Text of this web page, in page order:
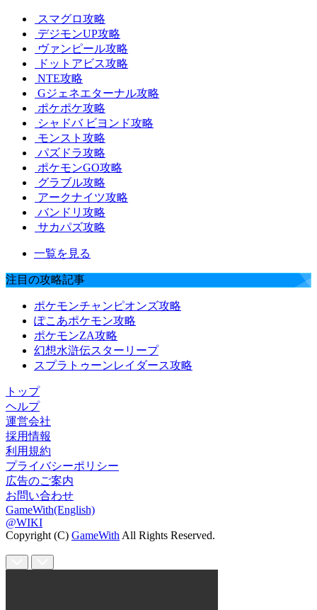
スマグロ攻略
デジモンUP攻略
ヴァンピール攻略
ドットアビス攻略
NTE攻略
Gジェネエターナル攻略
ポケポケ攻略
シャドバ ビヨンド攻略
モンスト攻略
パズドラ攻略
ポケモンGO攻略
グラブル攻略
アークナイツ攻略
バンドリ攻略
サカパズ攻略
一覧を見る
注目の攻略記事
ポケモンチャンピオンズ攻略
ぽこあポケモン攻略
ポケモンZA攻略
幻想水滸伝スターリープ
スプラトゥーンレイダース攻略
トップ
ヘルプ
運営会社
採用情報
利用規約
プライバシーポリシー
広告のご案内
お問い合わせ
GameWith(English)
@WIKI
Copyright (C) GameWith All Rights Reserved.